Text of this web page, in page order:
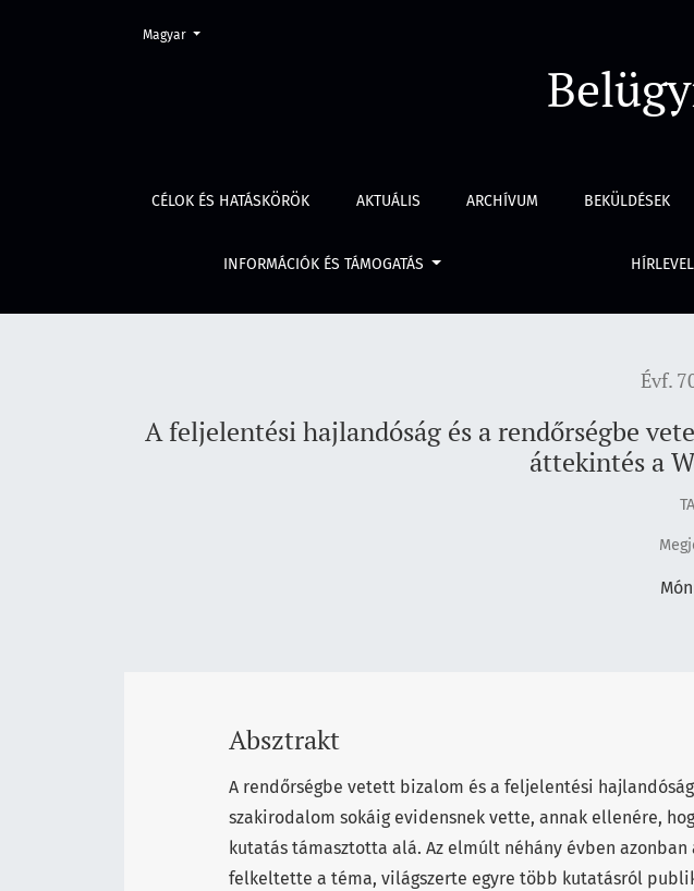
A feljelentési hajlandóság és a rendőrségbe vetett bizalom
CÉLOK ÉS HATÁSKÖRÖK AKTUÁLIS ARCHÍVUM BEKÜLDÉSEK
INFORMÁCIÓK ÉS TÁMOGATÁS
Change the language. The current language is:
Magyar
Évf.
A feljelentési hajlandóság és a rendőrségbe
áttekintés a
Absztrakt
A rendőrségbe vetett bizalom és a feljelentési
szakirodalom sokáig evidensnek vette, annak ellenére,
kutatás támasztotta alá. Az elmúlt néhány évben
felkeltette a téma, világszerte egyre több kutatásról